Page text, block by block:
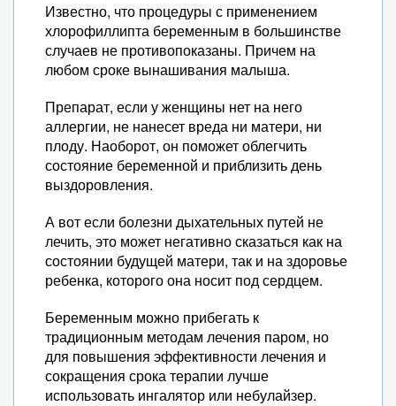
Известно, что процедуры с применением
хлорофиллипта беременным в большинстве
случаев не противопоказаны. Причем на
любом сроке вынашивания малыша.
Препарат, если у женщины нет на него
аллергии, не нанесет вреда ни матери, ни
плоду. Наоборот, он поможет облегчить
состояние беременной и приблизить день
выздоровления.
А вот если болезни дыхательных путей не
лечить, это может негативно сказаться как на
состоянии будущей матери, так и на здоровье
ребенка, которого она носит под сердцем.
Беременным можно прибегать к
традиционным методам лечения паром, но
для повышения эффективности лечения и
сокращения срока терапии лучше
использовать ингалятор или небулайзер.